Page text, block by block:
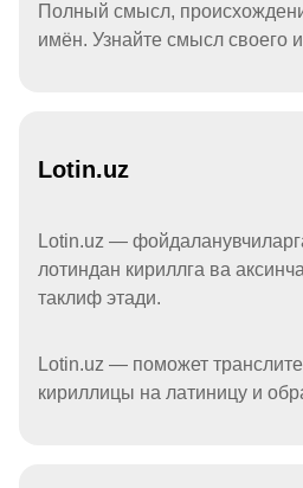
Полный смысл,
имён. Узнайте смысл своего
Lotin.uz
Lotin.uz —
лотиндан кириллга ва
таклиф этади.
Lotin.uz — поможет
кириллицы на латиницу и